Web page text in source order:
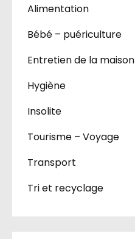
Alimentation
Bébé – puériculture
Entretien de la maison
Hygiène
Insolite
Tourisme – Voyage
Transport
Tri et recyclage